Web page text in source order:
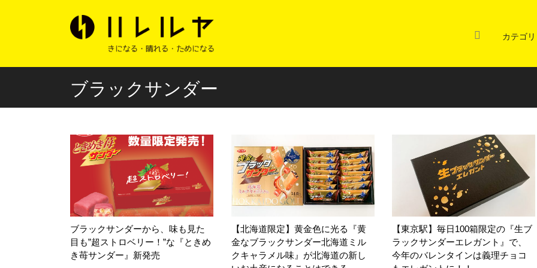
カテゴリ
ブラックサンダー
ブラックサンダーから、味も見た
目も”超ストロベリー！”な『ときめ
き苺サンダー』新発売
【北海道限定】黄金色に光る『黄
金なブラックサンダー北海道ミル
クキャラメル味』が北海道の新し
【東京駅】毎日100箱限定の『生ブ
ラックサンダーエレガント』で、
今年のバレンタインは義理チョコ